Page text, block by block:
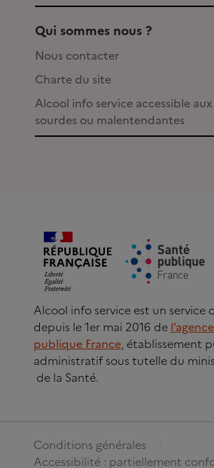
Qui sommes nous ?
Nous contacter
Charte du site
Alcool info service accessible
sourdes ou malentendantes
Alcool info service est un service
depuis le 1er mai 2016 de
publique France, établissement
administratif sous tutelle du
de la Santé.
Conditions générales
Accessibilité : partiellement